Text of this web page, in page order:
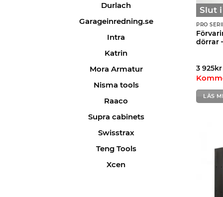
Durlach
Garageinredning.se
Intra
Katrin
Mora Armatur
Nisma tools
Raaco
Supra cabinets
Swisstrax
Teng Tools
Xcen
Slut
PRO
dörrar
3 925kr
LÄS